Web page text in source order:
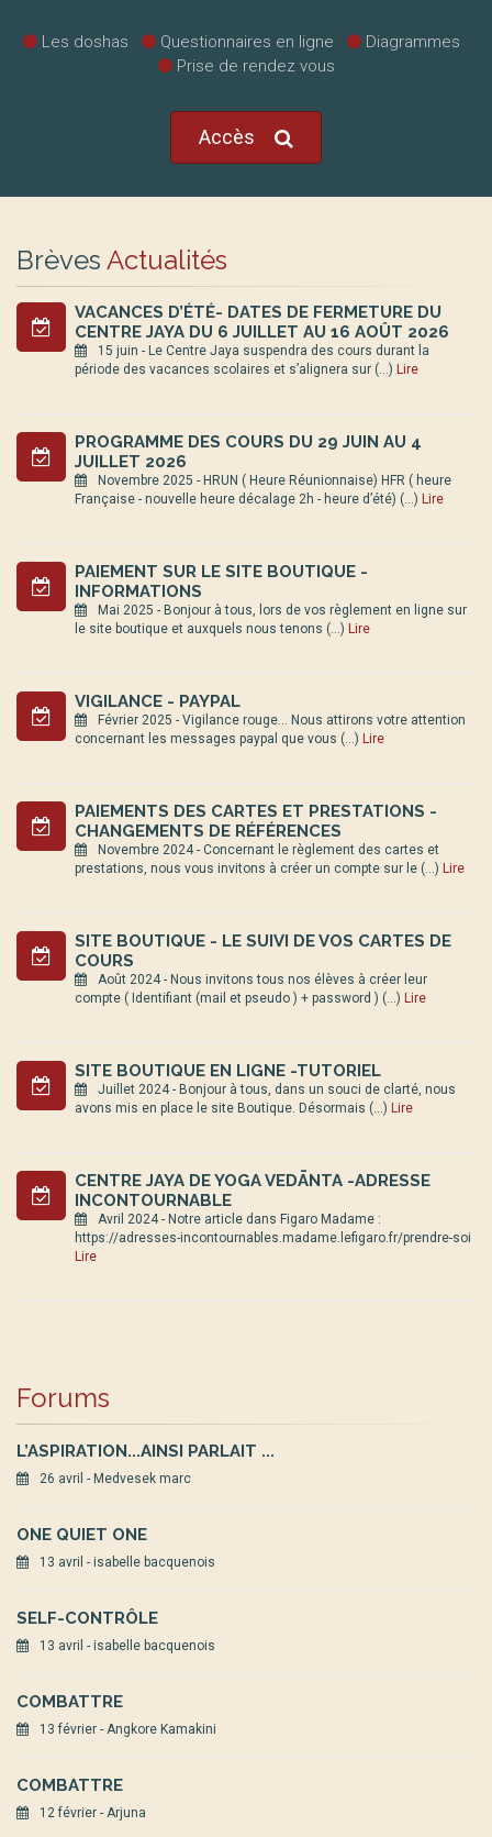
Les doshas Questionnaires en ligne
Diagrammes
Prise de rendez vous
Accès
Brèves Actualités
VACANCES D’ÉTÉ- DATES DE FERMETURE DU
CENTRE JAYA DU 6 JUILLET AU 16 AOÛT 2026
15 juin - Le Centre Jaya suspendra des cours durant la
période des vacances scolaires et s’alignera sur (…) Lire
PROGRAMME DES COURS DU 29 JUIN AU 4
JUILLET 2026
Novembre 2025 - HRUN ( Heure Réunionnaise) HFR ( heure
Française - nouvelle heure décalage 2h - heure d’été) (…) Lire
PAIEMENT SUR LE SITE BOUTIQUE -
INFORMATIONS
Mai 2025 - Bonjour à tous, lors de vos règlement en ligne sur
le site boutique et auxquels nous tenons (…) Lire
VIGILANCE - PAYPAL
Février 2025 - Vigilance rouge... Nous attirons votre attention
concernant les messages paypal que vous (…) Lire
PAIEMENTS DES CARTES ET PRESTATIONS -
CHANGEMENTS DE RÉFÉRENCES
Novembre 2024 - Concernant le règlement des cartes et
prestations, nous vous invitons à créer un compte sur le (…) Lire
SITE BOUTIQUE - LE SUIVI DE VOS CARTES DE
COURS
Août 2024 - Nous invitons tous nos élèves à créer leur
compte ( Identifiant (mail et pseudo ) + password ) (…) Lire
SITE BOUTIQUE EN LIGNE -TUTORIEL
Juillet 2024 - Bonjour à tous, dans un souci de clarté, nous
avons mis en place le site Boutique. Désormais (…) Lire
CENTRE JAYA DE YOGA VEDĀNTA -ADRESSE
INCONTOURNABLE
Avril 2024 - Notre article dans Figaro Madame :
https://adresses-incontournables.madame.lefigaro.fr/prendre-soi
Lire
Forums
L’ASPIRATION...AINSI PARLAIT ...
26 avril - Medvesek marc
ONE QUIET ONE
13 avril - isabelle bacquenois
SELF-CONTRÔLE
13 avril - isabelle bacquenois
COMBATTRE
13 février - Angkore Kamakini
COMBATTRE
12 février - Arjuna